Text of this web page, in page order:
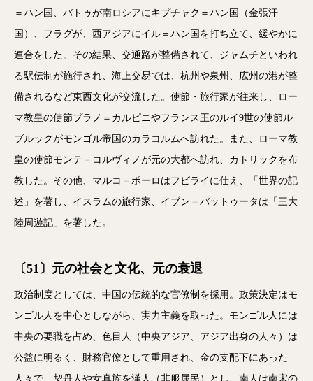
＝ハン国、バトゥが南ロシアにキプチャク＝ハン国（金張汗
国）、フラグが、西アジアにイル＝ハン国を打ち立て、緩やかに
連合をした。その結果、交通路が整備されて、ジャムチといわれ
る駅伝制が施行され、海上交易では、杭州や泉州、広州の港が整
備されるなど東西文化が交流した。使節・旅行家が往来し、ロー
マ教皇の使節プラノ＝カルピニやフランス王のルイ9世の使節ル
ブルックがモンゴル帝国のカラコルムへ訪れた。また、ローマ教
皇の使節モンテ＝コルヴィノが元の大都へ訪れ、カトリックを布
教した。その他、マルコ＝ポーロはフビライに仕え、「世界の記
述」を著し、イスラムの旅行家、イブン＝バットゥータは「三大
陸周遊記」を著した。
〔51〕元の社会と文化、元の衰退
政治制度としては、中国の伝統的な官僚制を採用。政策決定はモ
ンゴル人を中心としながら、実力主義を取った。モンゴル人には
中央の要職を占め、色目人（中央アジア、アジア出身の人々）は
公益に明るく、財務官僚として重用され、金の支配下にあった
人々で、契丹人や女真族を漢人（非服属民）とし、南人は南宋の